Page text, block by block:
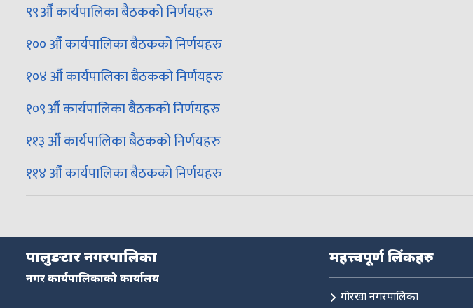
९९औँ कार्यपालिका बैठकको निर्णयहरु
१०० औँ कार्यपालिका बैठकको निर्णयहरु
१०४ औँ कार्यपालिका बैठकको निर्णयहरु
१०९औँ कार्यपालिका बैठकको निर्णयहरु
११३ औँ कार्यपालिका बैठकको निर्णयहरु
११४ औँ कार्यपालिका बैठकको निर्णयहरु
पालुङटार नगरपालिका
नगर कार्यपालिकाको कार्यालय
महत्त्वपूर्ण लिंकहरु
गोरखा नगरपालिका